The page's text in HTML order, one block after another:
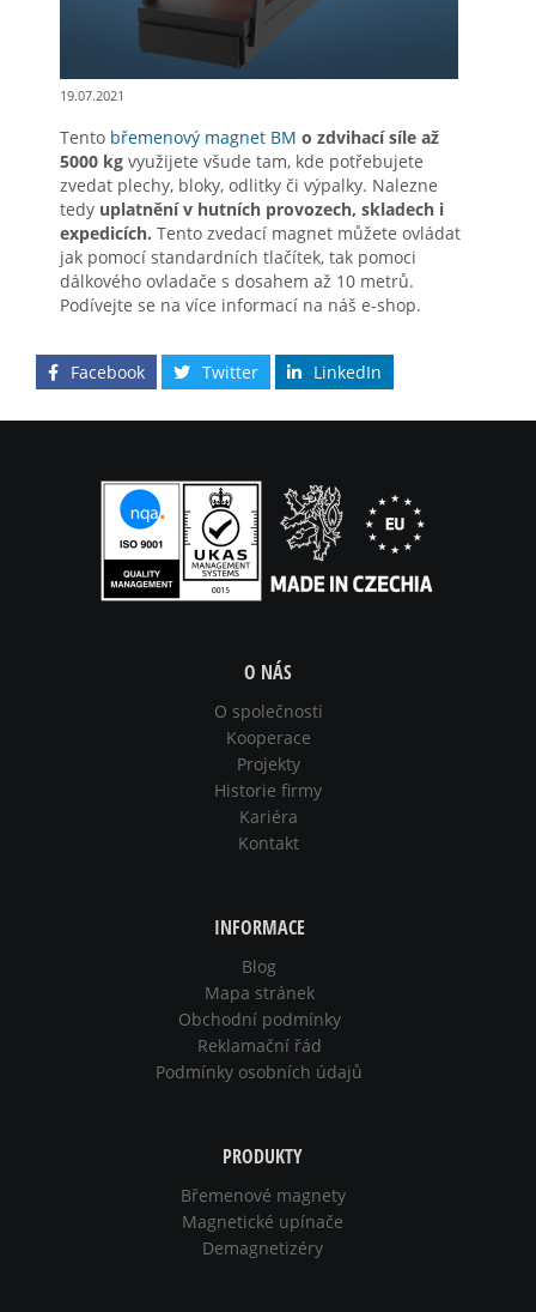
19.07.2021
Tento břemenový magnet BM o zdvihací síle až
5000 kg využijete všude tam, kde potřebujete
zvedat plechy, bloky, odlitky či výpalky. Nalezne
tedy uplatnění v hutních provozech, skladech i
expedicích. Tento zvedací magnet můžete ovládat
jak pomocí standardních tlačítek, tak pomoci
dálkového ovladače s dosahem až 10 metrů.
Podívejte se na více informací na náš e-shop.
Facebook Twitter LinkedIn
O NÁS
O společnosti
Kooperace
Projekty
Historie firmy
Kariéra
Kontakt
INFORMACE
Blog
Mapa stránek
Obchodní podmínky
Reklamační řád
Podmínky osobních údajů
PRODUKTY
Břemenové magnety
Magnetické upínače
Demagnetizéry